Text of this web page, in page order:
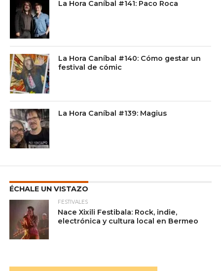
La Hora Caníbal #141: Paco Roca
La Hora Caníbal #140: Cómo gestar un
festival de cómic
La Hora Caníbal #139: Magius
ÉCHALE UN VISTAZO
FESTIVALES
Nace Xixili Festibala: Rock, indie,
electrónica y cultura local en Bermeo